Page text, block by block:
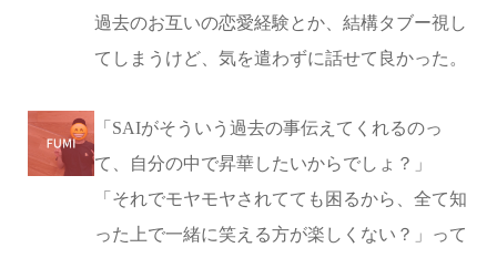
過去のお互いの恋愛経験とか、結構タブー視し
てしまうけど、気を遣わずに話せて良かった。
「SAIがそういう過去の事伝えてくれるのっ
て、自分の中で昇華したいからでしょ？」
「それでモヤモヤされてても困るから、全て知
った上で一緒に笑える方が楽しくない？」って